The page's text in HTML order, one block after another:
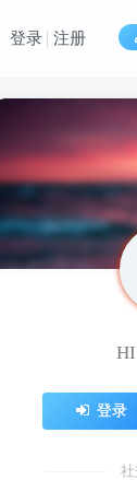
登录 注册
登录
登录